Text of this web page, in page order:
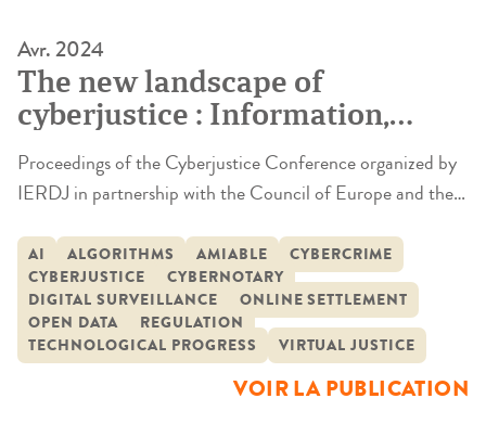
Avr. 2024
The new landscape of
cyberjustice : Information,
regulation, and democracy
Proceedings of the Cyberjustice Conference organized by
IERDJ in partnership with the Council of Europe and the
24, 2023 at the Council of Europe in Strasbourg. The
Cyberjustice Europe 2023 Conference is an event that
brings together researchers, experts and professionals from
many countries to discuss the impact of […]
AI ALGORITHMS AMIABLE
CYBERCRIME
CYBERJUSTICE
CYBERNOTARY
DIGITAL SURVEILLANCE
ONLINE SETTLEMENT
OPEN DATA
REGULATION
TECHNOLOGICAL PROGRESS
VIRTUAL JUSTICE
VOIR LA PUBLICATION